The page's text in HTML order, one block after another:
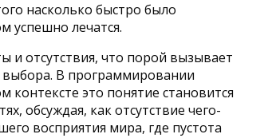
насколько быстро было
успешно лечатся.
и отсутствия, что порой вызывает
выбора. В программировании
контексте это понятие становится
обсуждая, как отсутствие чего-
восприятия мира, где пустота